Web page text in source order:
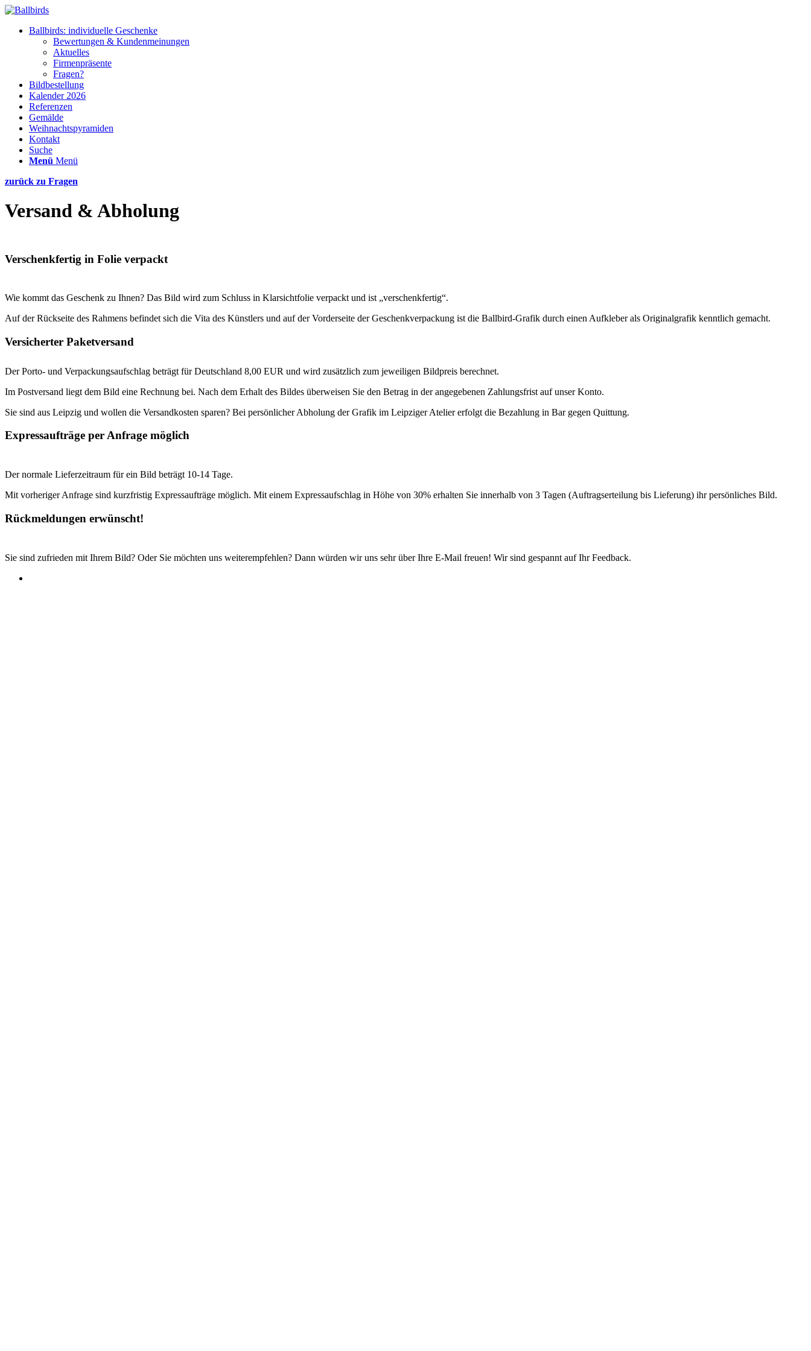
Ballbirds: individuelle Geschenke
Bewertungen & Kundenmeinungen
Aktuelles
Firmenpräsente
Fragen?
Bildbestellung
Kalender 2026
Referenzen
Gemälde
Weihnachtspyramiden
Kontakt
Suche
Menü Menü
zurück zu Fragen
Versand & Abholung
Verschenkfertig in Folie verpackt
Wie kommt das Geschenk zu Ihnen? Das Bild wird zum Schluss in Klarsichtfolie verpackt und ist „verschenkfertig“.
Auf der Rückseite des Rahmens befindet sich die Vita des Künstlers und auf der Vorderseite der Geschenkverpackung ist die Ballbird-Grafik durch einen Aufkleber als Originalgrafik kenntlich gemacht.
Versicherter Paketversand
Der Porto- und Verpackungsaufschlag beträgt für Deutschland 8,00 EUR und wird zusätzlich zum jeweiligen Bildpreis berechnet.
Im Postversand liegt dem Bild eine Rechnung bei. Nach dem Erhalt des Bildes überweisen Sie den Betrag in der angegebenen Zahlungsfrist auf unser Konto.
Sie sind aus Leipzig und wollen die Versandkosten sparen? Bei persönlicher Abholung der Grafik im Leipziger Atelier erfolgt die Bezahlung in Bar gegen Quittung.
Expressaufträge per Anfrage möglich
Der normale Lieferzeitraum für ein Bild beträgt 10-14 Tage.
Mit vorheriger Anfrage sind kurzfristig Expressaufträge möglich. Mit einem Expressaufschlag in Höhe von 30% erhalten Sie innerhalb von 3 Tagen (Auftragserteilung bis Lieferung) ihr persönliches Bild.
Rückmeldungen erwünscht!
Sie sind zufrieden mit Ihrem Bild? Oder Sie möchten uns weiterempfehlen? Dann würden wir uns sehr über Ihre E-Mail freuen! Wir sind gespannt auf Ihr Feedback.